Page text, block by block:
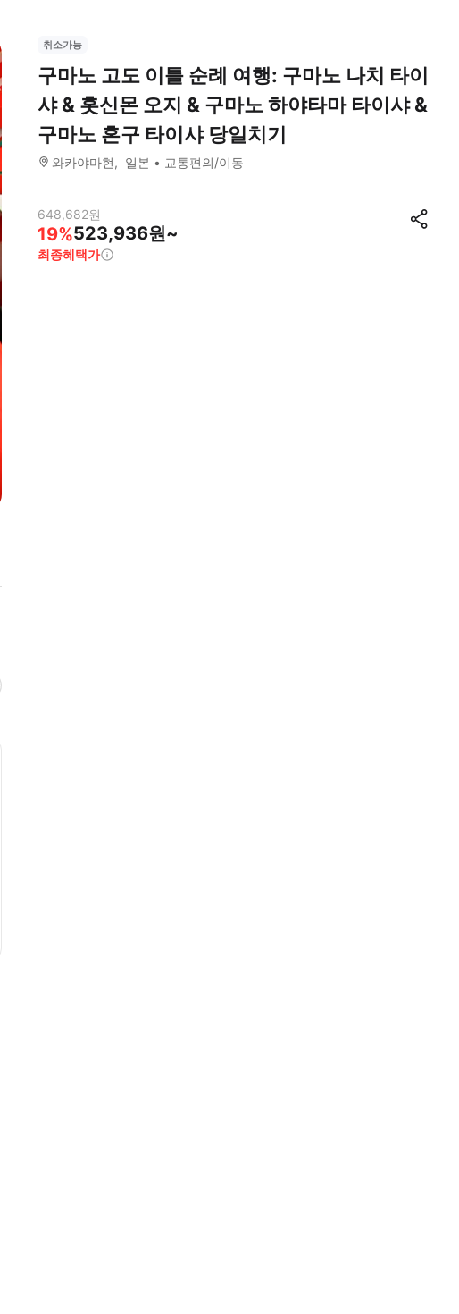
취소가능
구마노 고도 이틀 순례 여행: 구마노 나치 타이
샤 & 홋신몬 오지 & 구마노 하야타마 타이샤 &
구마노 혼구 타이샤 당일치기
와카야마현 일본 교통편의/이동
648,682원
19%523,936원~
최종혜택가